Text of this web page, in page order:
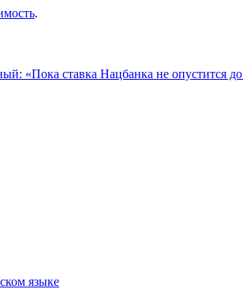
.
«Пока ставка Нацбанка не опустится
языке